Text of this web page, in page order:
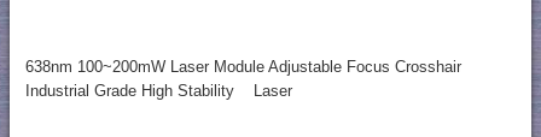
638nm 100~200mW Laser Module Adjustable Focus Crosshair
Industrial Grade High Stability Laser